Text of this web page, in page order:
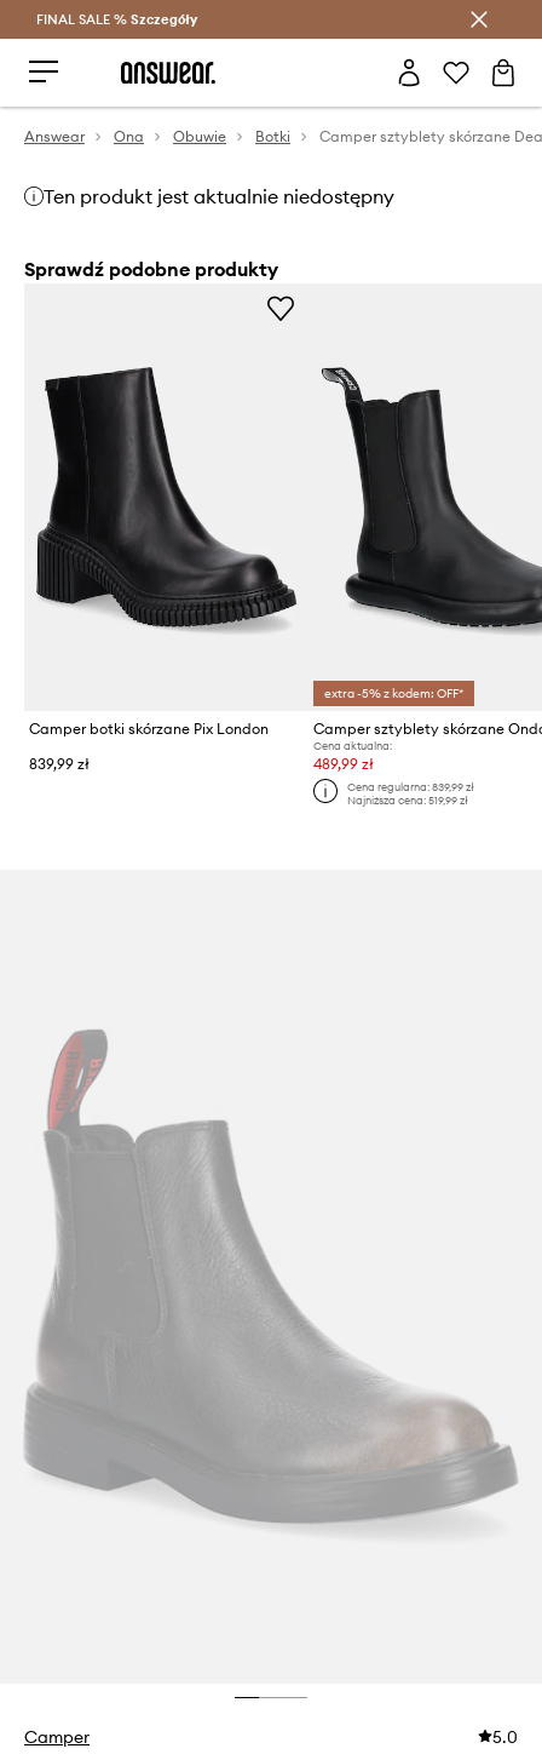
Oszczędzaj z Answear Club >
FINAL SALE % Szczegóły
Answear Ona Obuwie Botki Camper sztyblety skórzane
Ten produkt jest aktualnie niedostępny
Sprawdź podobne produkty
Camper botki skórzane Pix London
839,99 zł
extra -5% z kodem: OFF*
Camper sztyblety skórzane
Cena aktualna:
489,99 zł
Cena regularna: 839,99 zł
Najniższa cena: 519,99 zł
Camper 5.0